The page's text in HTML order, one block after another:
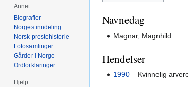
Navnedag
Magnar, Magnhild.
Hendelser
1990 – Kvinnelig
Annet
Biografier
Norges inndeling
Norsk prestehistorie
Fotosamlinger
Gårder i Norge
Ordforklaringer
Hjelp